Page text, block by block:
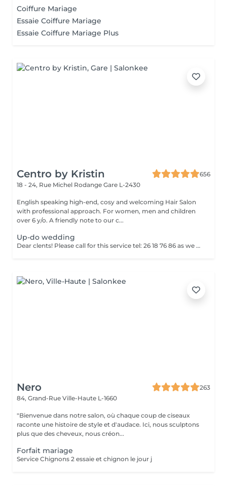
Coiffure Mariage
Essaie Coiffure Mariage
Essaie Coiffure Mariage Plus
Centro by Kristin
656
18 - 24, Rue Michel Rodange Gare L-2430
English speaking high-end, cosy and welcoming Hair Salon
with professional approach. For women, men and children
over 6 y/o. A friendly note to our c...
Up-do wedding
Dear clents! Please call for this service tel: 26 18 76 86 as we need to book a trial styling before the big day. Wash-blowout- pins-curls/straightincluded A test run is a must, at least a week before! (Included)
Nero
263
84, Grand-Rue Ville-Haute L-1660
"Bienvenue dans notre salon, où chaque coup de ciseaux
raconte une histoire de style et d'audace. Ici, nous sculptons
plus que des cheveux, nous créon...
Forfait mariage
Service Chignons 2 essaie et chignon le jour j